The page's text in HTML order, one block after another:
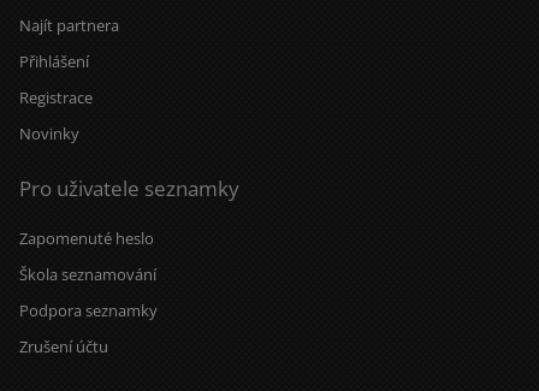
Najít partnera
Přihlášení
Registrace
Novinky
Pro uživatele seznamky
Zapomenuté heslo
Škola seznamování
Podpora seznamky
Zrušení účtu